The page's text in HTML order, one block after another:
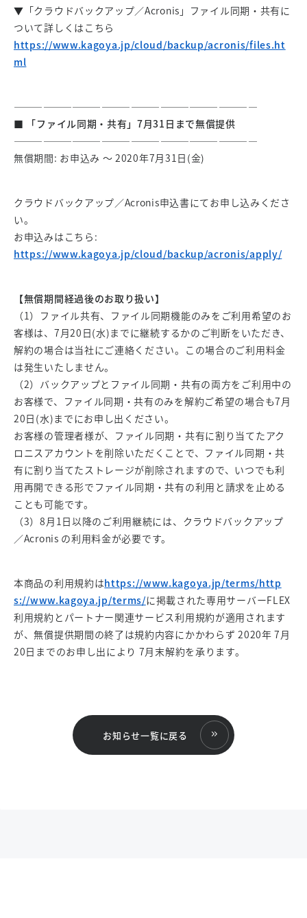
▼「クラウドバックアップ／Acronis」ファイル同期・共有に
ついて詳しくはこちら
https://www.kagoya.jp/cloud/backup/acronis/files.ht
ml
—————————————————————————
■ 「ファイル同期・共有」7月31日まで無償提供
—————————————————————————
無償期間: お申込み ～ 2020年7月31日(金)
クラウドバックアップ／Acronis申込書にてお申し込みくださ
い。
お申込みはこちら:
https://www.kagoya.jp/cloud/backup/acronis/apply/
【無償期間経過後のお取り扱い】
（1）ファイル共有、ファイル同期機能のみをご利用希望のお
客様は、7月20日(水)までに継続するかのご判断をいただき、
解約の場合は当社にご連絡ください。この場合のご利用料金
は発生いたしません。
（2）バックアップとファイル同期・共有の両方をご利用中の
お客様で、ファイル同期・共有のみを解約ご希望の場合も7月
20日(水)までにお申し出ください。
お客様の管理者様が、ファイル同期・共有に割り当てたアク
ロニスアカウントを削除いただくことで、ファイル同期・共
有に割り当てたストレージが削除されますので、いつでも利
用再開できる形でファイル同期・共有の利用と請求を止める
ことも可能です。
（3）8月1日以降のご利用継続には、クラウドバックアップ
／Acronis の利用料金が必要です。
本商品の利用規約はhttps://www.kagoya.jp/terms/http
s://www.kagoya.jp/terms/に掲載された専用サーバーFLEX
利用規約とパートナー関連サービス利用規約が適用されます
が、無償提供期間の終了は規約内容にかかわらず 2020年 7月
20日までのお申し出により 7月末解約を承ります。
お知らせ一覧に戻る